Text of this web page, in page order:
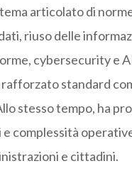
articolato di
riuso delle
cybersecurity e
standard
stesso tempo, ha
complessità
e cittadini.